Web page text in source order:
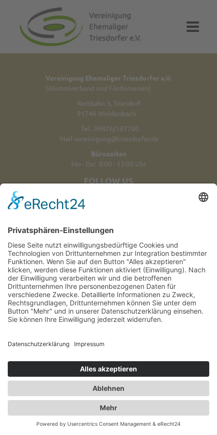
Vereinigung Ehemaliger Triesdorfer e.V.
(Alumniverband und Förderverein)
Reitbahn 3, Triesdorf
91746 Weidenbach
Tel. 09826/187700
Mail vereinigung@triesdorfer.de
Bürozeiten
Mo - Do: 8:00 - 13:00 Uhr
FOLLOW US
KONTAKT | IMPRESSUM